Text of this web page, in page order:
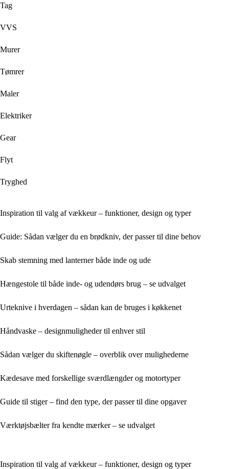
Tag
VVS
Murer
Tømrer
Maler
Elektriker
Gear
Flyt
Tryghed
Inspiration til valg af vækkeur – funktioner, design og typer
Guide: Sådan vælger du en brødkniv, der passer til dine behov
Skab stemning med lanterner både inde og ude
Hængestole til både inde- og udendørs brug – se udvalget
Urteknive i hverdagen – sådan kan de bruges i køkkenet
Håndvaske – designmuligheder til enhver stil
Sådan vælger du skiftenøgle – overblik over mulighederne
Kædesave med forskellige sværdlængder og motortyper
Guide til stiger – find den type, der passer til dine opgaver
Værktøjsbælter fra kendte mærker – se udvalget
Inspiration til valg af vækkeur – funktioner, design og typer